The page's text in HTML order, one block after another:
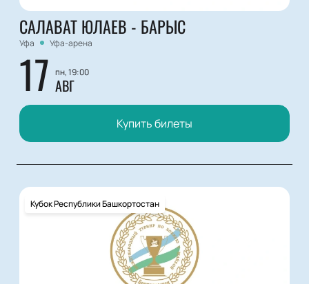
САЛАВАТ ЮЛАЕВ - БАРЫС
Уфа Уфа-арена
17 пн, 19:00
АВГ
Купить билеты
Кубок Республики Башкортостан